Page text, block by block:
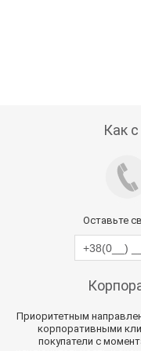
Как
Оставьте
Приоритетным
корпоративными
покупатели с